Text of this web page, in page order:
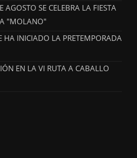
AGOSTO SE CELEBRA LA FIESTA
"MOLANO"
HA INICIADO LA PRETEMPORADA
EN LA VI RUTA A CABALLO